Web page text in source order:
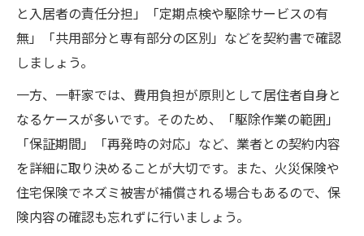
と入居者の責任分担」「定期点検や駆除サービスの有
無」「共用部分と専有部分の区別」などを契約書で確認
しましょう。
一方、一軒家では、費用負担が原則として居住者自身と
なるケースが多いです。そのため、「駆除作業の範囲」
「保証期間」「再発時の対応」など、業者との契約内容
を詳細に取り決めることが大切です。また、火災保険や
住宅保険でネズミ被害が補償される場合もあるので、保
険内容の確認も忘れずに行いましょう。